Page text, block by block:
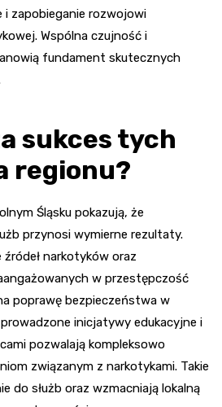
i zapobieganie rozwojowi
Wspólna czujność i
fundament skutecznych
sukces tych
regionu?
Śląsku pokazują, że
przynosi wymierne rezultaty.
narkotyków oraz
w przestępczość
poprawę bezpieczeństwa w
inicjatywy edukacyjne i
pozwalają kompleksowo
związanym z narkotykami. Takie
do służb oraz wzmacniają lokalną